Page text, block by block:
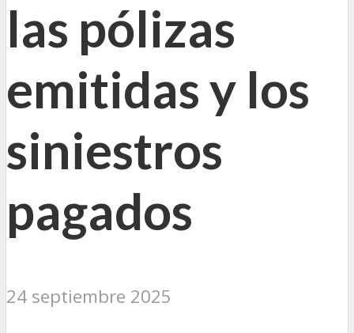
las pólizas
emitidas y los
siniestros
pagados
24 septiembre 2025